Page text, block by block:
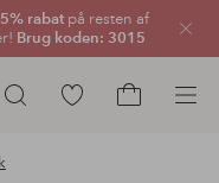
rabatpå resten af
Brug koden: 3015 Luk
Søg
Gå